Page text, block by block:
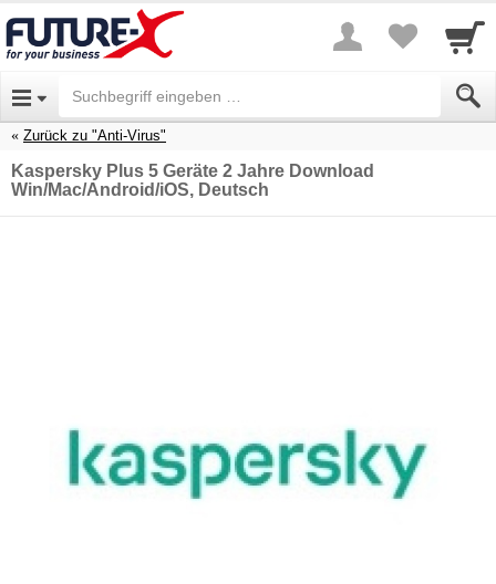
Zurück zu "Anti-Virus"
Kaspersky Plus 5 Geräte 2 Jahre Download
Win/Mac/Android/iOS, Deutsch